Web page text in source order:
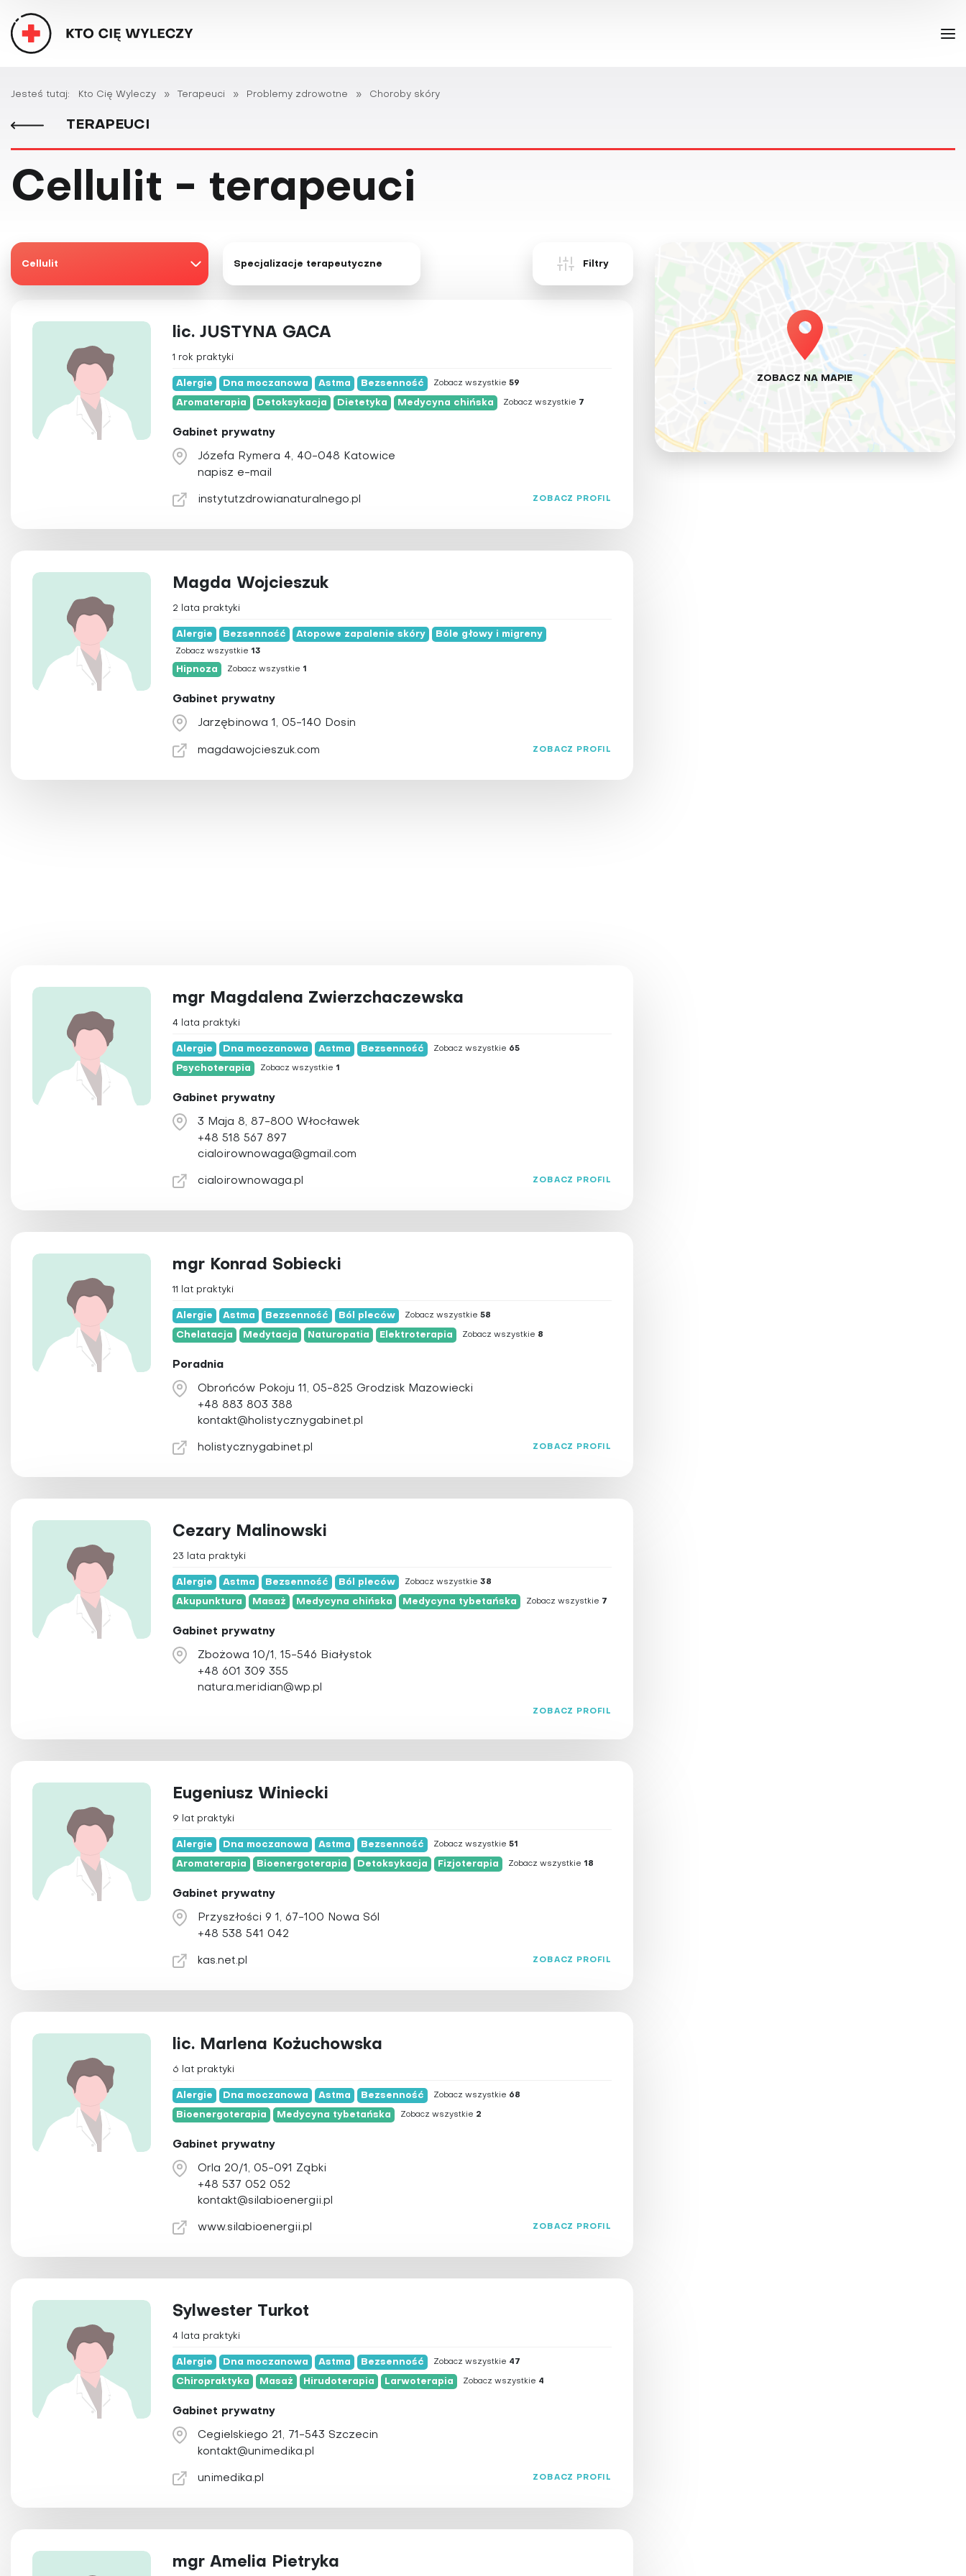
Jesteś tutaj: Kto Cię Wyleczy » Terapeuci » Problemy zdrowotne » Choroby skóry
TERAPEUCI
Cellulit - terapeuci
Cellulit
Alergie
Borelioza
Choroby serca
Grypa i przeziębienie
Specjalizacje terapeutyczne
Akupresura
Bioenergoterapia
Chelatacja
Chiropraktyka
Detoksykacja
Fizjoterapia
Hipnoza
Hirudoterapia
Holistyczna stomatologia
Homeopatia
Irydologia
Igłoterapia sucha
Larwoterapia
Osteopatia
Ozonoterapia
Pilates
Pinoterapia
Psychoterapia
Qigong
Refleksologia
Tai Chi
Terapia Bowena
Terapia obrzęków limfatycznych
Ziołolecznictwo
Zooterapia
Filtry
Terapeuta
Poradnia
Województwo
lubelskie
podlaskie
2
lic. JUSTYNA GACA
1 rok praktyki
Alergie Dna moczanowa Astma Bezsenność Zobacz wszystkie 59
Aromaterapia Detoksykacja Dietetyka Medycyna chińska Zobacz wszystkie 7
Gabinet prywatny
Józefa Rymera 4, 40-048 Katowice
napisz e-mail
instytutzdrowianaturalnego.pl ZOBACZ PROFIL
Magda Wojcieszuk
2 lata praktyki
Alergie Bezsenność Atopowe zapalenie skóry Bóle głowy i migreny
Zobacz wszystkie 13
Hipnoza Zobacz wszystkie 1
Gabinet prywatny
Jarzębinowa 1, 05-140 Dosin
magdawojcieszuk.com ZOBACZ PROFIL
mgr Magdalena Zwierzchaczewska
4 lata praktyki
Alergie Dna moczanowa Astma Bezsenność Zobacz wszystkie 65
Psychoterapia Zobacz wszystkie 1
Gabinet prywatny
3 Maja 8, 87-800 Włocławek
+48 518 567 897
cialoirownowaga@gmail.com
cialoirownowaga.pl ZOBACZ PROFIL
mgr Konrad Sobiecki
11 lat praktyki
Alergie Astma Bezsenność Ból pleców Zobacz wszystkie 58
Chelatacja Medytacja Naturopatia Elektroterapia Zobacz wszystkie 8
Poradnia
Obrońców Pokoju 11, 05-825 Grodzisk Mazowiecki
+48 883 803 388
kontakt@holistycznygabinet.pl
holistycznygabinet.pl ZOBACZ PROFIL
Cezary Malinowski
23 lata praktyki
Alergie Astma Bezsenność Ból pleców Zobacz wszystkie 38
Akupunktura Masaż Medycyna chińska Medycyna tybetańska Zobacz wszystkie 7
Gabinet prywatny
Zbożowa 10/1, 15-546 Białystok
+48 601 309 355
natura.meridian@wp.pl
ZOBACZ PROFIL
Eugeniusz Winiecki
9 lat praktyki
Alergie Dna moczanowa Astma Bezsenność Zobacz wszystkie 51
Aromaterapia Bioenergoterapia Detoksykacja Fizjoterapia Zobacz wszystkie 18
Gabinet prywatny
Przyszłości 9 1, 67-100 Nowa Sól
+48 538 541 042
kas.net.pl ZOBACZ PROFIL
lic. Marlena Kożuchowska
6 lat praktyki
Alergie Dna moczanowa Astma Bezsenność Zobacz wszystkie 68
Bioenergoterapia Medycyna tybetańska Zobacz wszystkie 2
Gabinet prywatny
Orla 20/1, 05-091 Ząbki
+48 537 052 052
kontakt@silabioenergii.pl
www.silabioenergii.pl ZOBACZ PROFIL
Sylwester Turkot
4 lata praktyki
Alergie Dna moczanowa Astma Bezsenność Zobacz wszystkie 47
Chiropraktyka Masaż Hirudoterapia Larwoterapia Zobacz wszystkie 4
Gabinet prywatny
Cegielskiego 21, 71-543 Szczecin
kontakt@unimedika.pl
unimedika.pl ZOBACZ PROFIL
mgr Amelia Pietryka
ZOBACZ NA MAPIE